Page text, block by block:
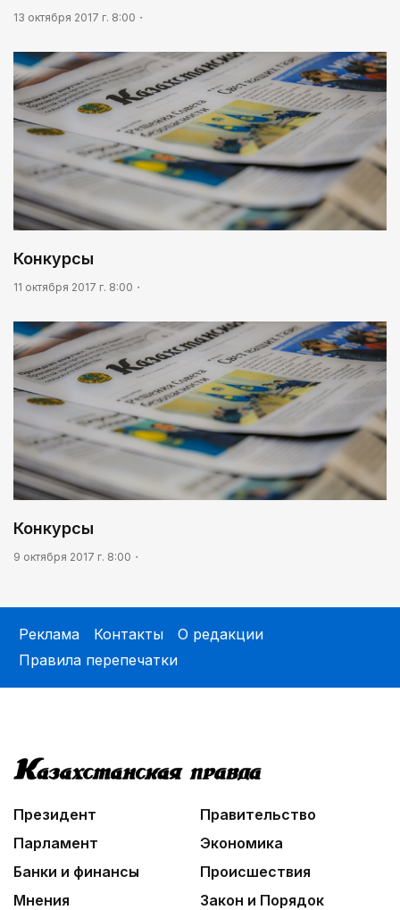
13 октября 2017 г. 8:00
Конкурсы
11 октября 2017 г. 8:00
Конкурсы
9 октября 2017 г. 8:00
Реклама Контакты
О редакции
Правила перепечатки
Президент
Правительство
Парламент
Экономика
Банки и финансы
Происшествия
Мнения
Закон и Порядок